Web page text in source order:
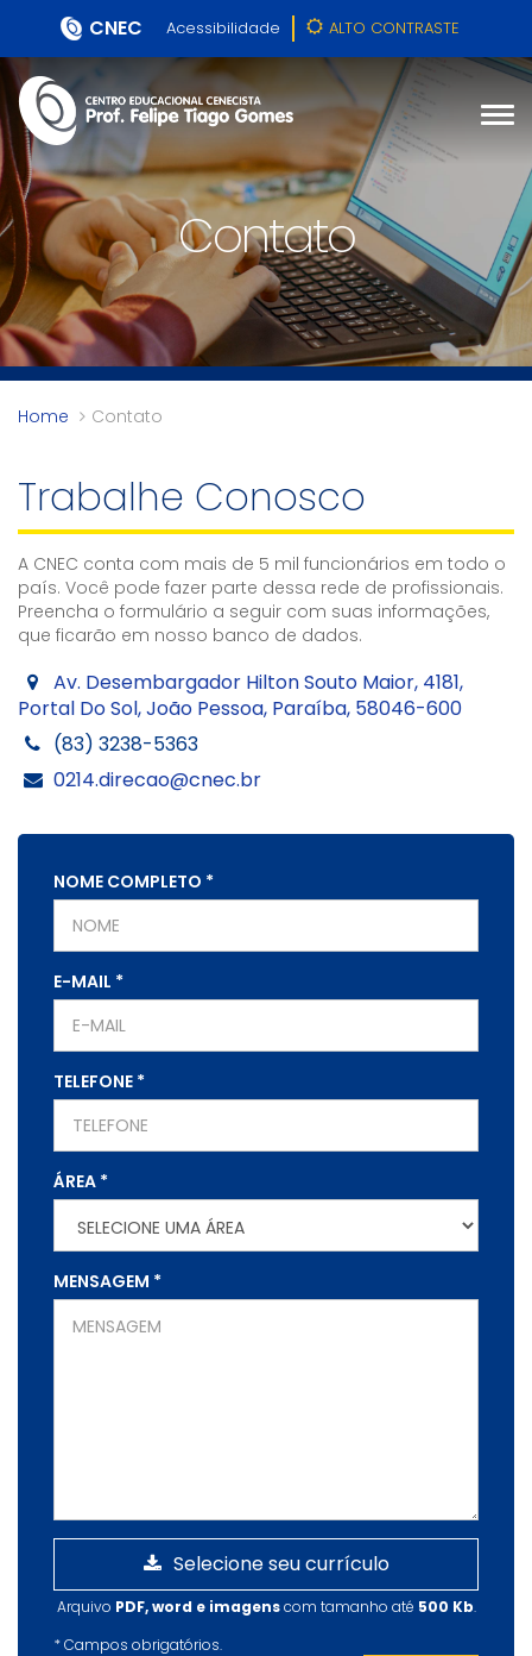
CNEC Acessibilidade ALTO CONTRASTE
Contato
Home Contato
Trabalhe Conosco
A CNEC conta com mais de 5 mil funcionários em todo o
país. Você pode fazer parte dessa rede de profissionais.
Preencha o formulário a seguir com suas informações,
que ficarão em nosso banco de dados.
Av. Desembargador Hilton Souto Maior, 4181,
Portal Do Sol, João Pessoa, Paraíba, 58046-600
(83) 3238-5363
0214.direcao@cnec.br
NOME COMPLETO *
E-MAIL *
TELEFONE *
ÁREA *
MENSAGEM *
Selecione seu currículo
Arquivo PDF, word e imagenscom tamanho até 500 Kb.
*Campos obrigatórios.